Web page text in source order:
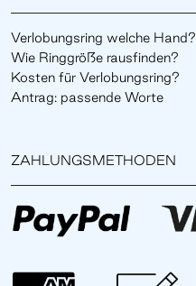
Verlobungsring welche Hand?
Wie Ringgröße rausfinden?
Kosten für Verlobungsring?
Antrag: passende Worte
ZAHLUNGSMETHODEN